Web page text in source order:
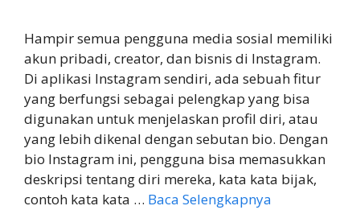
Hampir semua pengguna media sosial memiliki
akun pribadi, creator, dan bisnis di Instagram.
Di aplikasi Instagram sendiri, ada sebuah fitur
yang berfungsi sebagai pelengkap yang bisa
digunakan untuk menjelaskan profil diri, atau
yang lebih dikenal dengan sebutan bio. Dengan
bio Instagram ini, pengguna bisa memasukkan
deskripsi tentang diri mereka, kata kata bijak,
contoh kata kata … Baca Selengkapnya